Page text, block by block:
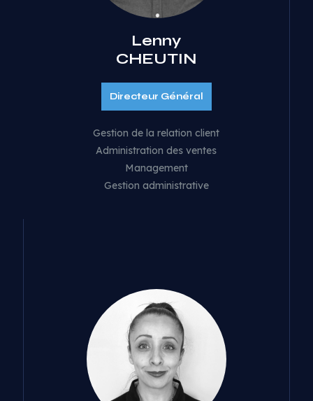
Lenny
CHEUTIN
Directeur Général
Gestion de la relation client
Administration des ventes
Management
Gestion administrative